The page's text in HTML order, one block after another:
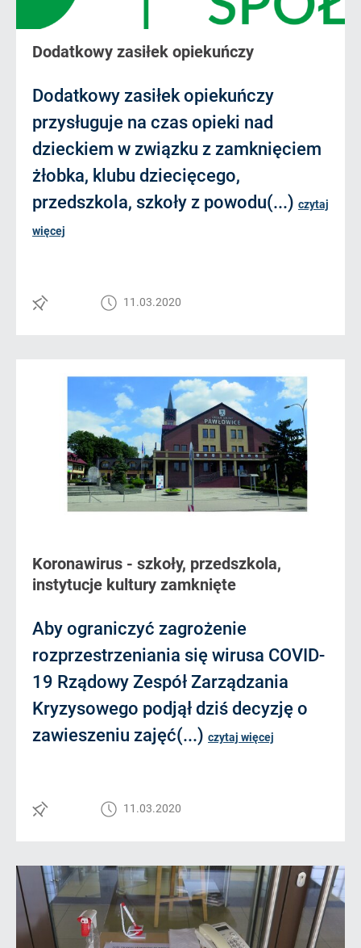
Dodatkowy zasiłek opiekuńczy
Dodatkowy zasiłek opiekuńczy
przysługuje na czas opieki nad
dzieckiem w związku z zamknięciem
żłobka, klubu dziecięcego,
przedszkola, szkoły z powodu(...) czytaj
więcej
11.03.2020
Koronawirus - szkoły, przedszkola,
instytucje kultury zamknięte
Aby ograniczyć zagrożenie
rozprzestrzeniania się wirusa COVID-
19 Rządowy Zespół Zarządzania
Kryzysowego podjął dziś decyzję o
zawieszeniu zajęć(...) czytaj więcej
11.03.2020